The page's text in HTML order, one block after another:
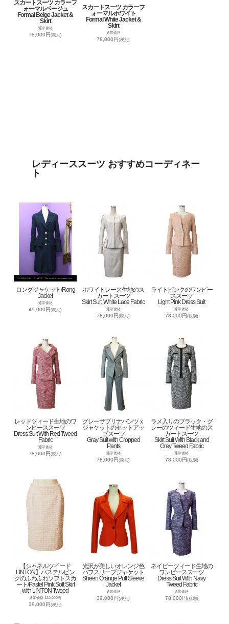
スカートスーツ カラーフ
ォーマルベージュ
Formal Beige Jacket &
Skirt
通常価格
78,000円(税別)
スカートスーツ カラーフ
ォーマルホワイト
Formal White Jacket &
Skirt
通常価格
78,000円(税別)
レディーススーツ おすすめコーディネー
ト
ロングジャケット/Rong
Jacket
通常価格
49,000円(税別)
ホワイトレース生地のス
カートスーツ
Skirt Suit, White Lace Fabric
通常価格
78,000円(税別)
ライトピンクのワンピー
ススーツ
Light Pink Dress Suit
通常価格
78,000円(税別)
レッドツィード生地のワ
ンピーススーツ
Dress Suit With Red Tweed
Fabric
通常価格
78,000円(税別)
グレーサブリナパンツｘ
ジャケットのセットアッ
プスーツ
Gray Suit with Cropped
Pants
通常価格
78,000円(税別)
ラメ入りのブラック・グ
レーのツィード生地のス
カートスーツ
Skirt Suit With Black and
Gray Tweed Fabric
通常価格
78,000円(税別)
【シャネルツイード
LINTON】パステルピン
クのふわふわソフトスカ
ート/Pastel Pink Soft Skirt
with LINTON Tweed
通常価格 120,000円
39,000円(税別)
光沢が美しいオレンジ色
パフスリーブジャケット
Sheen Orange Puff Sleeve
Jacket
通常価格
39,000円(税別)
ネイビーツィード生地の
ワンピーススーツ
Dress Suit With Navy
Tweed Fabric
通常価格
78,000円(税別)